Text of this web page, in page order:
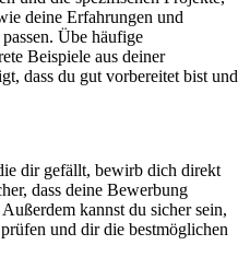
deine Erfahrungen und
Übe häufige
Beispiele aus deiner
dass du gut vorbereitet bist und
dir gefällt, bewirb dich direkt
dass deine Bewerbung
kannst du sicher sein,
und dir die bestmöglichen